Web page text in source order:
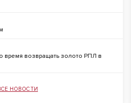
время возвращать золото РПЛ в
НОВОСТИ